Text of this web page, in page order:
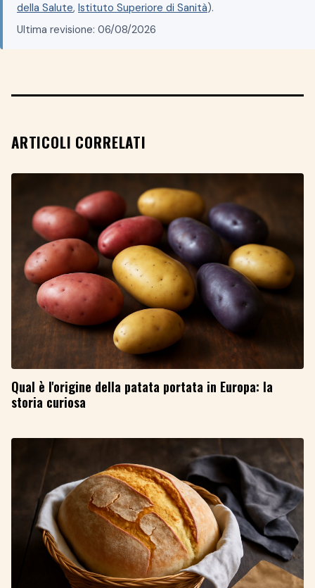
della Salute, Istituto Superiore di Sanità).
Ultima revisione: 06/08/2026
ARTICOLI CORRELATI
Qual è l'origine della patata portata in Europa: la
storia curiosa